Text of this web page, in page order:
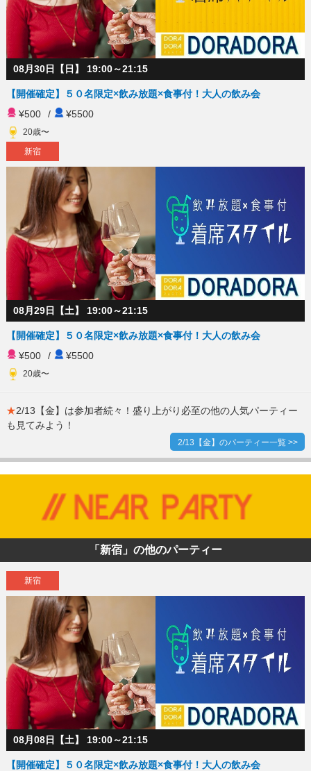
08月30日【日】 19:00～21:15
【開催確定】５０名限定×飲み放題×食事付！大人の飲み会
¥500
/ ¥5500
20歳〜
新宿
08月29日【土】 19:00～21:15
【開催確定】５０名限定×飲み放題×食事付！大人の飲み会
¥500
/ ¥5500
20歳〜
★2/13【金】は参加者続々！盛り上がり必至の他の人気パーティー
も見てみよう！
2/13【金】のパーティー一覧 >>
「新宿」の他のパーティー
新宿
08月08日【土】 19:00～21:15
【開催確定】５０名限定×飲み放題×食事付！大人の飲み会